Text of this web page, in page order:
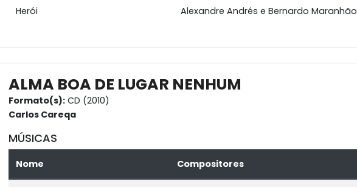
Herói Alexandre Andrés e Bernardo Maranhão
ALMA BOA DE LUGAR NENHUM
Formato(s): CD (2010)
Carlos Careqa
MÚSICAS
Nome Compositores